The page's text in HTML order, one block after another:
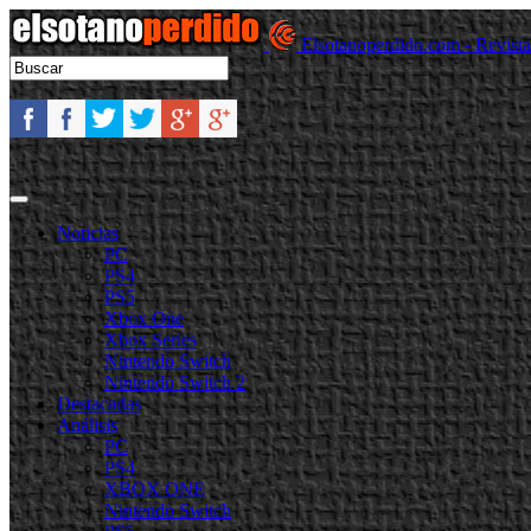
Elsotanoperdido.com -
Noticias
PC
PS4
PS5
Xbox One
Xbox Series
Nintendo Switch
Nintendo Switch 2
Destacadas
Análisis
PC
PS4
XBOX ONE
Nintendo Switch